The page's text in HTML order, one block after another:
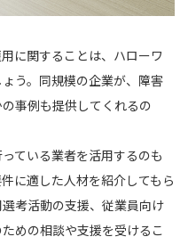
に関することは、ハローワ
う。同規模の企業が、障害
事例も提供してくれるの
ている業者を活用するのも
に適した人材を紹介してもら
考活動の支援、従業員向け
めの相談や支援を受けるこ